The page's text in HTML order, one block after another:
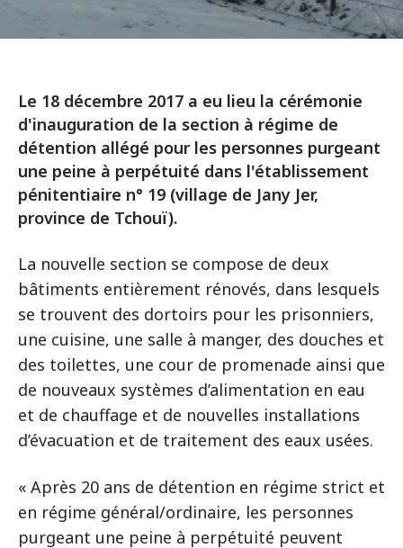
Le 18 décembre 2017 a eu lieu la cérémonie
d'inauguration de la section à régime de
détention allégé pour les personnes purgeant
une peine à perpétuité dans l'établissement
pénitentiaire n° 19 (village de Jany Jer,
province de Tchouï).
La nouvelle section se compose de deux
bâtiments entièrement rénovés, dans lesquels
se trouvent des dortoirs pour les prisonniers,
une cuisine, une salle à manger, des douches et
des toilettes, une cour de promenade ainsi que
de nouveaux systèmes d’alimentation en eau
et de chauffage et de nouvelles installations
d’évacuation et de traitement des eaux usées.
« Après 20 ans de détention en régime strict et
en régime général/ordinaire, les personnes
purgeant une peine à perpétuité peuvent